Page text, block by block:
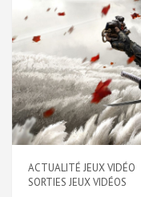
ACTUALITÉ JEUX VIDÉO
SORTIES JEUX VIDÉOS